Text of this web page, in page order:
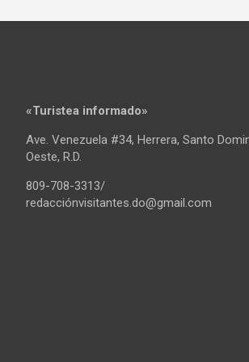
«Turistea informado»
Ave. Venezuela #34, Herrera, Santo
Oeste, R.D.
809-708-3313/
redacciónvisitantes.do@gmail.com